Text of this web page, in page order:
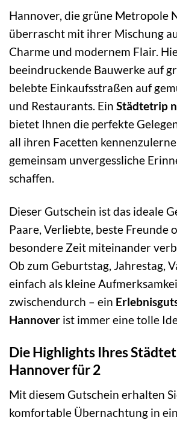
Hannover, die grüne Metropole
überrascht mit ihrer Mischung
Charme und modernem Flair.
beeindruckende Bauwerke auf
belebte Einkaufsstraßen auf
und Restaurants. Ein Städtetrip
bietet Ihnen die perfekte
all ihren Facetten
gemeinsam unvergessliche
schaffen.
Dieser Gutschein ist das ideale
Paare, Verliebte, beste Freunde
besondere Zeit miteinander
Ob zum Geburtstag, Jahrestag,
einfach als kleine
zwischendurch – ein
Hannover ist immer eine tolle
Die Highlights Ihres
Hannover für 2
Mit diesem Gutschein erhalten
komfortable Übernachtung in